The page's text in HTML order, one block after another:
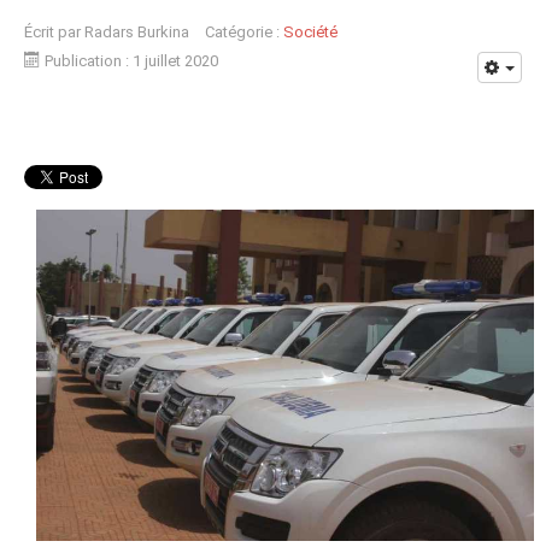
Écrit par Radars Burkina Catégorie : Société
Publication : 1 juillet 2020